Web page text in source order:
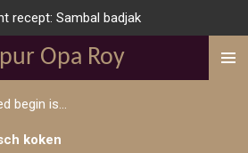
Opa Roy
recept: Sambal badjak
begin is...
koken